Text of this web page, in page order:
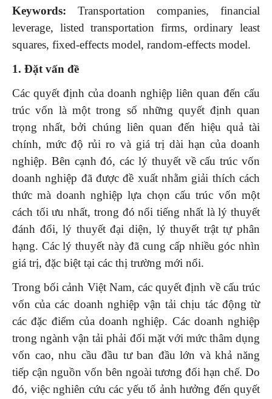
Keywords: Transportation companies, financial
leverage, listed transportation firms, ordinary least
squares, fixed-effects model, random-effects model.
1. Đặt vấn đề
Các quyết định của doanh nghiệp liên quan đến cấu
trúc vốn là một trong số những quyết định quan
trọng nhất, bởi chúng liên quan đến hiệu quả tài
chính, mức độ rủi ro và giá trị dài hạn của doanh
nghiệp. Bên cạnh đó, các lý thuyết về cấu trúc vốn
doanh nghiệp đã được đề xuất nhằm giải thích cách
thức mà doanh nghiệp lựa chọn cấu trúc vốn một
cách tối ưu nhất, trong đó nổi tiếng nhất là lý thuyết
đánh đổi, lý thuyết đại diện, lý thuyết trật tự phân
hạng. Các lý thuyết này đã cung cấp nhiều góc nhìn
giá trị, đặc biệt tại các thị trường mới nổi.
Trong bối cảnh Việt Nam, các quyết định về cấu trúc
vốn của các doanh nghiệp vận tải chịu tác động từ
các đặc điểm của doanh nghiệp. Các doanh nghiệp
trong ngành vận tải phải đối mặt với mức thâm dụng
vốn cao, nhu cầu đầu tư ban đầu lớn và khả năng
tiếp cận nguồn vốn bên ngoài tương đối hạn chế. Do
đó, việc nghiên cứu các yếu tố ảnh hưởng đến quyết